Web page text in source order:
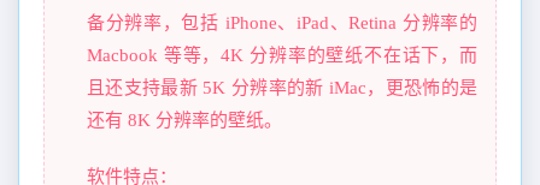
备分辨率，包括 iPhone、iPad、Retina 分辨率的
Macbook 等等，4K 分辨率的壁纸不在话下，而
且还支持最新 5K 分辨率的新 iMac，更恐怖的是
还有 8K 分辨率的壁纸。
软件特点：